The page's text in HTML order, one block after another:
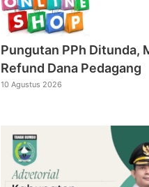
Pungutan PPh Ditunda,
Refund Dana Pedagang
10 Agustus 2026